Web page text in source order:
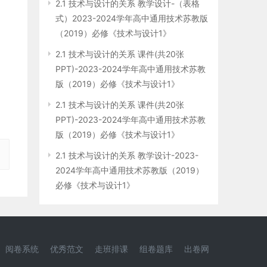
2.1 技术与设计的关系 教学设计-（表格
式）2023-2024学年高中通用技术苏教版
（2019）必修《技术与设计1》
2.1 技术与设计的关系 课件(共20张
PPT)-2023-2024学年高中通用技术苏教
版（2019）必修《技术与设计1》
2.1 技术与设计的关系 课件(共20张
PPT)-2023-2024学年高中通用技术苏教
版（2019）必修《技术与设计1》
2.1 技术与设计的关系 教学设计-2023-
2024学年高中通用技术苏教版（2019）
必修《技术与设计1》
阅卷系统 优秀范文 走班排课 组卷题库 出卷网